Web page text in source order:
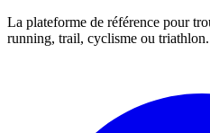
La plateforme de référence pour
running, trail, cyclisme ou triathlon.